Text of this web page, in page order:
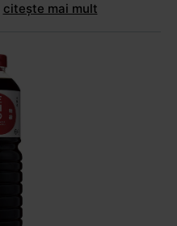
citește mai mult